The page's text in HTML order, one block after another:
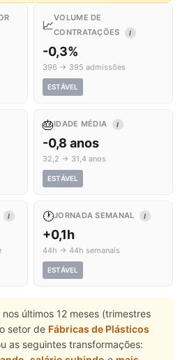
📈
VOLUME DE
CONTRATAÇÕES
I
-0,3%
396 → 395 admissões
ESTÁVEL
🎂IDADE MÉDIA I
-0,8 anos
32,2 → 31,4 anos
ESTÁVEL
I 🕐JORNADA SEMANAL I
+0,1h
44h → 44h semanais
ESTÁVEL
nos últimos 12 meses (trimestres
setor de Fábricas de Plásticos
as seguintes transformações: